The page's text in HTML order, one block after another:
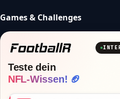
Games & Challenges
Teste dein
NFL-Wissen! 🏈